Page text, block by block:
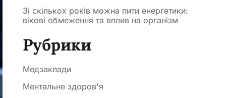
Зі скількох років можна пити енергетики:
вікові обмеження та вплив на організм
Рубрики
Медзаклади
Ментальне здоров'я